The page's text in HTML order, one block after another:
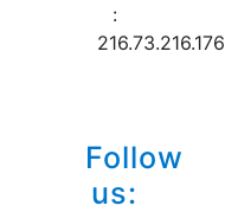
:
216.73.216.176
Follow
us: